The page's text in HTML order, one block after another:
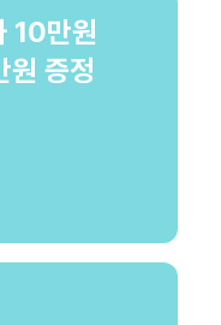
10만원
원 증정